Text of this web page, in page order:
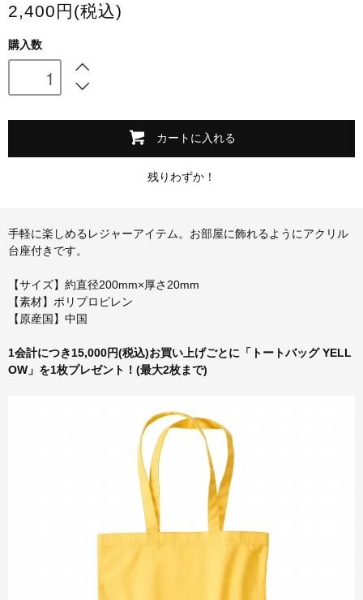
2,400円(税込)
購入数
カートに入れる
残りわずか！
手軽に楽しめるレジャーアイテム。お部屋に飾れるようにアクリル
台座付きです。
【サイズ】約直径200mm×厚さ20mm
【素材】ポリプロピレン
【原産国】中国
1会計につき15,000円(税込)お買い上げごとに「トートバッグ YELL
OW」を1枚プレゼント！(最大2枚まで)